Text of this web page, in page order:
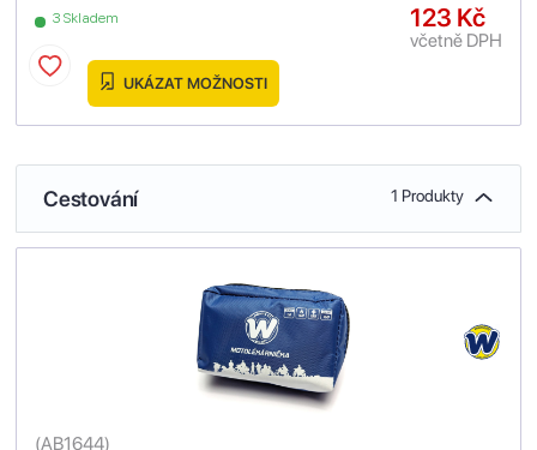
3 Skladem 123 Kč
včetně DPH
UKÁZAT MOŽNOSTI
Cestování 1 Produkty
(AB1644)